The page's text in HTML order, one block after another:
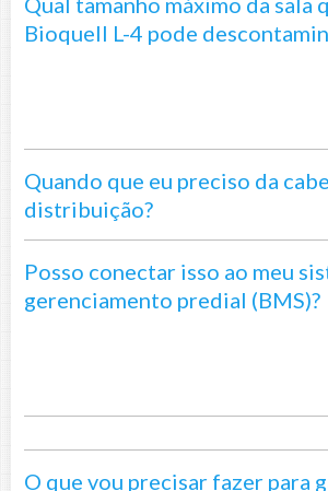
Bioquell L-4 pode
Quando que eu preciso da
distribuição?
Posso conectar isso ao meu
gerenciamento predial (BMS)?
O que vou precisar fazer para